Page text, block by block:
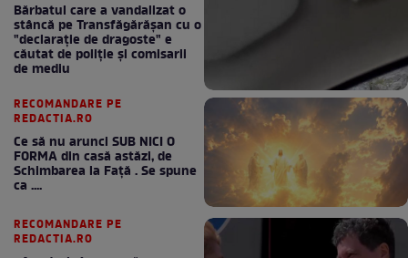
Bărbatul care a vandalizat o
stâncă pe Transfăgărășan cu o
"declaraţie de dragoste" e
căutat de poliție și comisarii
de mediu
RECOMANDARE PE
REDACTIA.RO
Ce să nu arunci SUB NICI O
FORMA din casă astăzi, de
Schimbarea la Față . Se spune
ca ....
RECOMANDARE PE
REDACTIA.RO